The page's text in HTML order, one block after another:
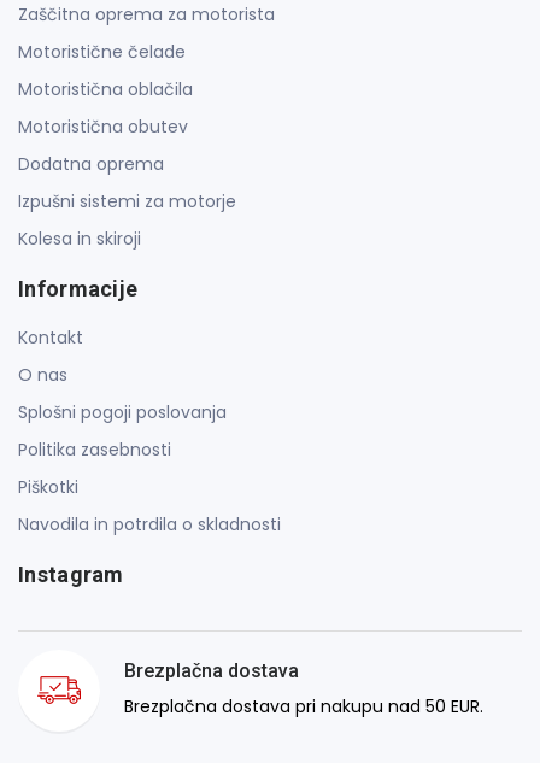
Zaščitna oprema za motorista
Motoristične čelade
Motoristična oblačila
Motoristična obutev
Dodatna oprema
Izpušni sistemi za motorje
Kolesa in skiroji
Informacije
Kontakt
O nas
Splošni pogoji poslovanja
Politika zasebnosti
Piškotki
Navodila in potrdila o skladnosti
Instagram
Brezplačna dostava
Brezplačna dostava pri nakupu nad 50 EUR.